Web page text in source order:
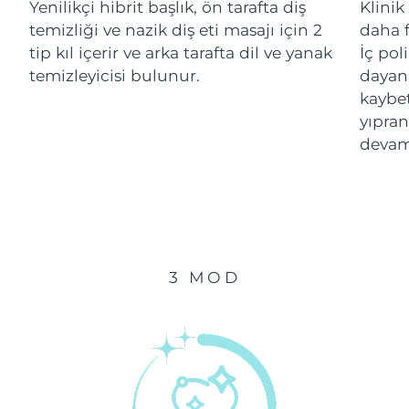
Yenilikçi hibrit başlık, ön tarafta diş
temizliği ve nazik diş eti masajı için 2
tip kıl içerir ve arka tarafta dil ve yanak
temizleyicisi bulunur.
Klinik
daha
İç
3 MOD
Çin Makao ÖİB Tahmini teslim tarihi 8/12/26
Malezya 8/13/26
8/10/26
Tahmini teslim tarihi
Tahmini teslim tarihi